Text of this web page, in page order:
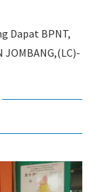
Dapat BPNT,
JOMBANG,(LC)-